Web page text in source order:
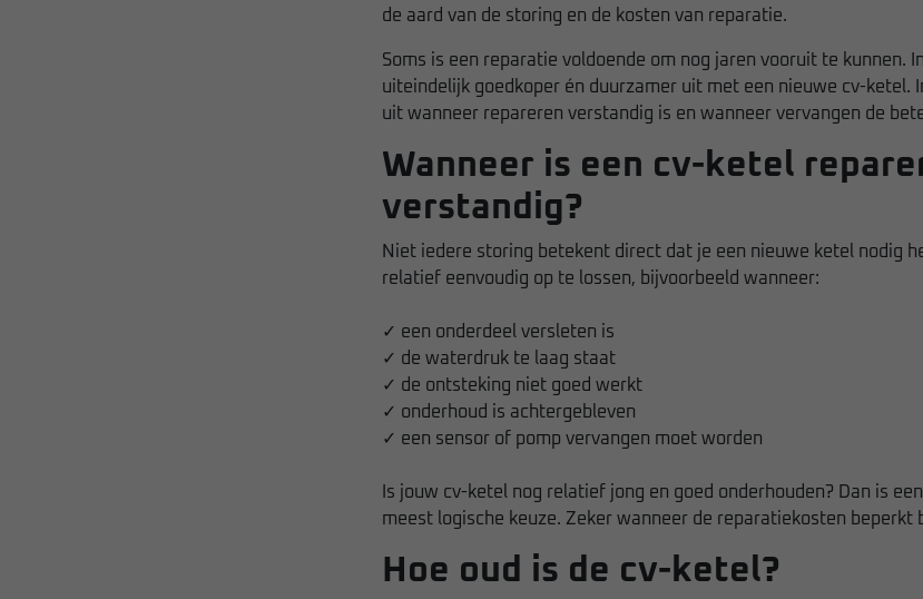
de aard van de storing en de kosten van reparatie.
Soms is een reparatie voldoende om nog jaren vooruit te kunnen.
uiteindelijk goedkoper én duurzamer uit met een nieuwe cv-ketel.
uit wanneer repareren verstandig is en wanneer vervangen de
Wanneer is een cv-ketel
verstandig?
Niet iedere storing betekent direct dat je een nieuwe ketel nodig
relatief eenvoudig op te lossen, bijvoorbeeld wanneer:
✓ een onderdeel versleten is
✓ de waterdruk te laag staat
✓ de ontsteking niet goed werkt
✓ onderhoud is achtergebleven
✓ een sensor of pomp vervangen moet worden
Is jouw cv-ketel nog relatief jong en goed onderhouden? Dan is
meest logische keuze. Zeker wanneer de reparatiekosten beperkt
Hoe oud is de cv-ketel?